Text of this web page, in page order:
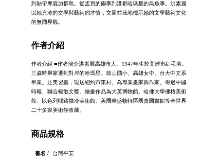
到熱帶摩鹿加群島。從孟買的雨季到港都哈瑪星的烏魚季。洪素麗
以她充沛的文學與藝術的才情，文圖並茂地標示她的文學藝術文化
的無國界觀。
作者介紹
作者介紹 ■作者簡介洪素麗高雄市人。1947年生於高雄市紅毛港。
三歲時舉家遷到對岸的哈瑪星。鼓山國小、高雄女中、台大中文系
畢業。赴美習畫，現居紐約市東村。為專業畫家與作家。得過中國
時報、聯合報散文獎。繪畫作品為大英博物館、哈佛大學佛格美術
館、以色列耶路撒冷美術館、美國華盛頓特區國會圖書館等全世界
二十多家美術館收藏。
商品規格
書名 /
台灣平安